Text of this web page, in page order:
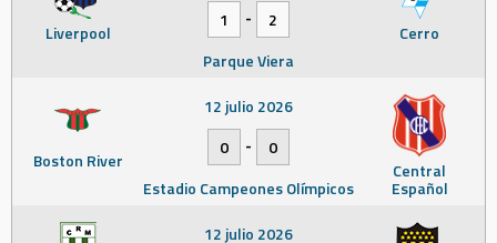
Liverpool Cerro
1
-
2
Parque Viera
Boston River Central
Español
12 julio 2026
0
-
0
Estadio Campeones Olímpicos
12 julio 2026